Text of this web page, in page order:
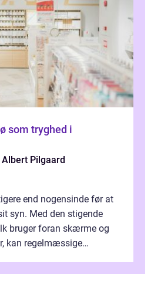
som tryghed i
Albert Pilgaard
end nogensinde før at
syn. Med den stigende
bruger foran skærme og
kan regelmæssige